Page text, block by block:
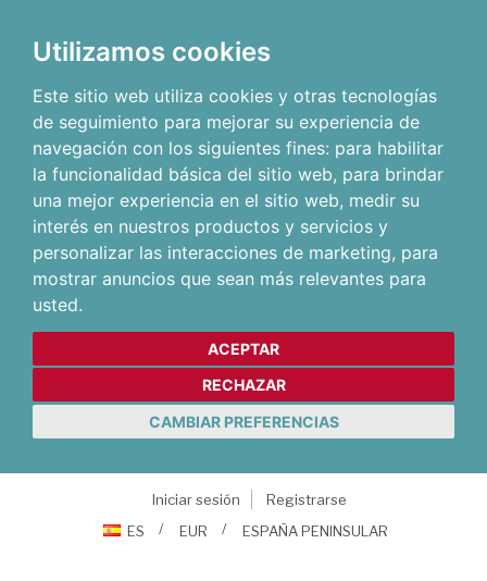
Utilizamos cookies
Este sitio web utiliza cookies y otras tecnologías
de seguimiento para mejorar su experiencia de
navegación con los siguientes fines: para habilitar
la funcionalidad básica del sitio web, para brindar
una mejor experiencia en el sitio web, medir su
interés en nuestros productos y servicios y
personalizar las interacciones de marketing, para
mostrar anuncios que sean más relevantes para
usted.
ACEPTAR
RECHAZAR
CAMBIAR PREFERENCIAS
Iniciar sesión
Registrarse
ES
EUR ESPAÑA PENINSULAR